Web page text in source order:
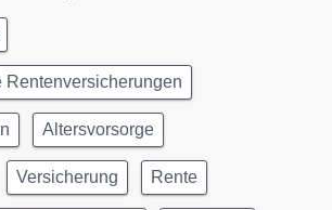
Rentenversicherungen
Altersvorsorge
Versicherung Rente